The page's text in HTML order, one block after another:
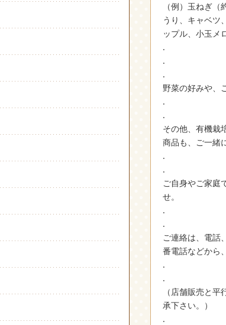
（例）玉ねぎ
うり、キャベツ
ップル、小玉メ
.
.
.
野菜の好みや、
.
.
その他、有機栽
商品も、ご一緒
.
.
ご自身やご家庭
せ。
.
.
ご連絡は、電話
番電話などから
.
.
（店舗販売と
承下さい。）
.